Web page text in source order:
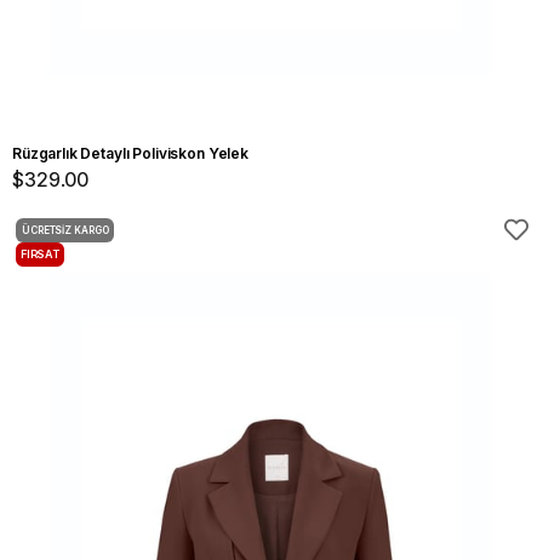
Rüzgarlık Detaylı Poliviskon Yelek
$329.00
ÜCRETSIZ KARGO
FIRSAT